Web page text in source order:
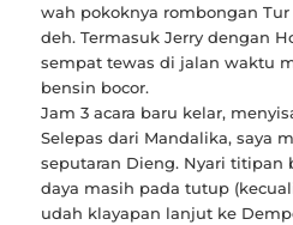
wah pokoknya rombongan
deh. Termasuk Jerry dengan
sempat tewas di jalan waktu
bensin bocor.
Jam 3 acara baru kelar,
Selepas dari Mandalika, saya
seputaran Dieng. Nyari titipan
daya masih pada tutup
udah klayapan lanjut ke